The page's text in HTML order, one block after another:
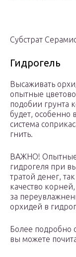
Субстрат
Гидрогель
Высаживать
опытные
подобии грунта
будет, особенно
система
гнить.
ВАЖНО! Опытные
гидрогеля при
тратой денег,
качество
за
орхидей в
Более подробно
вы можете